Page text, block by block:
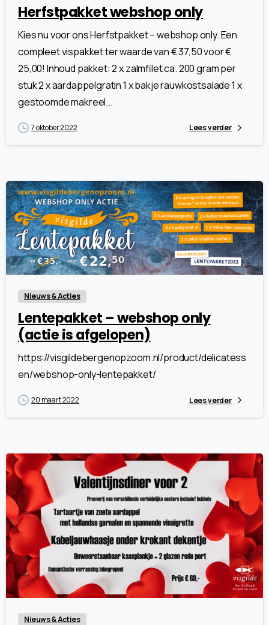
Herfstpakket webshop only
Kies nu voor ons Herfstpakket – webshop only. Een
compleet vispakket ter waarde van € 37,50 voor €
25,00! Inhoud pakket: 2 x zalmfilet ca. 200 gram per
stuk 2 x aardappelgratin 1 x bakje rauwkostsalade 1 x
gestoomde makreel...
7 oktober 2022 Lees verder
74
Nieuws & Acties
Lentepakket – webshop only
(actie is afgelopen)
https://visgildebergenopzoom.nl/product/delicatess
en/webshop-only-lentepakket/
20 maart 2022 Lees verder
9
Nieuws & Acties